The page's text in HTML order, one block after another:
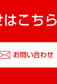
こちら
お問い合わせ